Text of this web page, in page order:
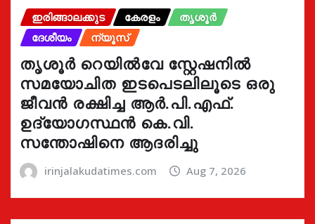
ഇരിങ്ങാലക്കുട കേരളം
തൃശൂർ
ദേശീയം
ന്യൂസ്
തൃശൂർ റെയിൽവേ സ്റ്റേഷനിൽ
സമയോചിത ഇടപെടലിലൂടെ ഒരു
ജീവൻ രക്ഷിച്ച ആർ.പി.എഫ്.
ഉദ്യോഗസ്ഥൻ കെ.വി.
സന്തോഷിനെ ആദരിച്ചു
irinjalakudatimes.com Aug 7, 2026